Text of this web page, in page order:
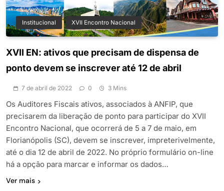
Institucional XVII Encontro Nacional
XVII EN: ativos que precisam de dispensa de
ponto devem se inscrever até 12 de abril
7 de abril de 2022 0 3 Mins
Os Auditores Fiscais ativos, associados à ANFIP, que
precisarem da liberação de ponto para participar do XVII
Encontro Nacional, que ocorrerá de 5 a 7 de maio, em
Florianópolis (SC), devem se inscrever, impreterivelmente,
até o dia 12 de abril de 2022. No próprio formulário on-line
há a opção para marcar e informar os dados…
Ver mais